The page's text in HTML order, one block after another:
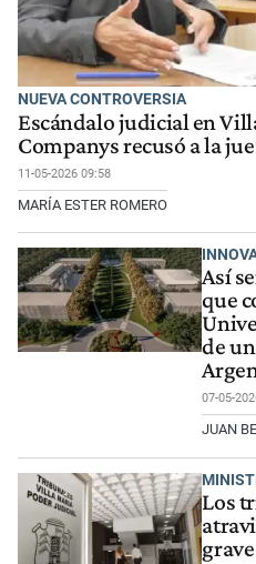
NUEVA CONTROVERSIA
Escándalo judicial en
Companys recusó a la
11-05-2026 09:58
MARÍA ESTER ROMERO
Así
que
de
07-05-
JUAN
Los